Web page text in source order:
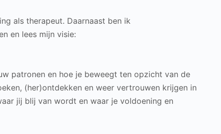
als therapeut. Daarnaast ben ik
en lees mijn visie:
patronen en hoe je beweegt ten opzicht van de
(her)ontdekken en weer vertrouwen krijgen in
jij blij van wordt en waar je voldoening en